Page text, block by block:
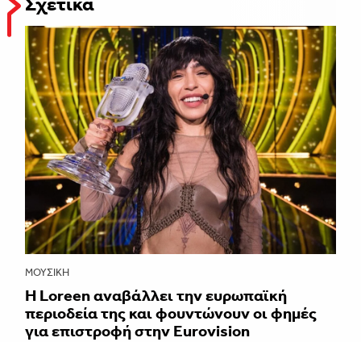
ΜΟΥΣΙΚΉ
Η Loreen αναβάλλει την ευρωπαϊκή
περιοδεία της και φουντώνουν οι φημές
για επιστροφή στην Eurovision